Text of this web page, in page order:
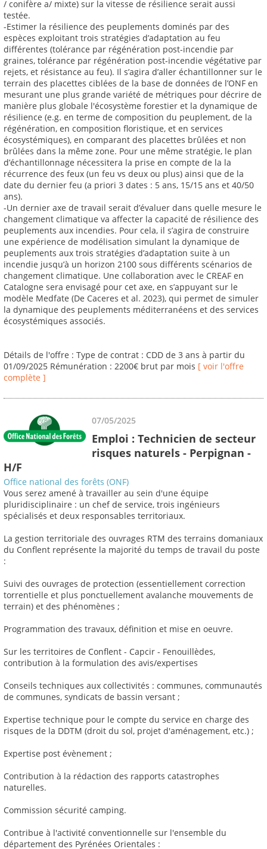
/ conifère a/ mixte) sur la vitesse de résilience serait aussi
testée.
-Estimer la résilience des peuplements dominés par des
espèces exploitant trois stratégies d’adaptation au feu
différentes (tolérance par régénération post-incendie par
graines, tolérance par régénération post-incendie végétative par
rejets, et résistance au feu). Il s’agira d’aller échantillonner sur le
terrain des placettes ciblées de la base de données de l’ONF en
mesurant une plus grande variété de métriques pour décrire de
manière plus globale l'écosystème forestier et la dynamique de
résilience (e.g. en terme de composition du peuplement, de la
régénération, en composition floristique, et en services
écosystémiques), en comparant des placettes brûlées et non
brûlées dans la même zone. Pour une même stratégie, le plan
d’échantillonnage nécessitera la prise en compte de la la
récurrence des feux (un feu vs deux ou plus) ainsi que de la
date du dernier feu (a priori 3 dates : 5 ans, 15/15 ans et 40/50
ans).
-Un dernier axe de travail serait d’évaluer dans quelle mesure le
changement climatique va affecter la capacité de résilience des
peuplements aux incendies. Pour cela, il s’agira de construire
une expérience de modélisation simulant la dynamique de
peuplements aux trois stratégies d’adaptation suite à un
incendie jusqu’à un horizon 2100 sous différents scénarios de
changement climatique. Une collaboration avec le CREAF en
Catalogne sera envisagé pour cet axe, en s’appuyant sur le
modèle Medfate (De Caceres et al. 2023), qui permet de simuler
la dynamique des peuplements méditerranéens et des services
écosystémiques associés.
Détails de l'offre : Type de contrat : CDD de 3 ans à partir du
01/09/2025 Rémunération : 2200€ brut par mois [ voir l'offre
complète ]
07/05/2025
Emploi : Technicien de secteur
risques naturels - Perpignan -
H/F
Office national des forêts (ONF)
Vous serez amené à travailler au sein d'une équipe
pluridisciplinaire : un chef de service, trois ingénieurs
spécialisés et deux responsables territoriaux.
La gestion territoriale des ouvrages RTM des terrains domaniaux
du Conflent représente la majorité du temps de travail du poste
:
Suivi des ouvrages de protection (essentiellement correction
torrentielle et plus ponctuellement avalanche mouvements de
terrain) et des phénomènes ;
Programmation des travaux, définition et mise en oeuvre.
Sur les territoires de Conflent - Capcir - Fenouillèdes,
contribution à la formulation des avis/expertises
Conseils techniques aux collectivités : communes, communautés
de communes, syndicats de bassin versant ;
Expertise technique pour le compte du service en charge des
risques de la DDTM (droit du sol, projet d'aménagement, etc.) ;
Expertise post évènement ;
Contribution à la rédaction des rapports catastrophes
naturelles.
Commission sécurité camping.
Contribue à l'activité conventionnelle sur l'ensemble du
département des Pyrénées Orientales :